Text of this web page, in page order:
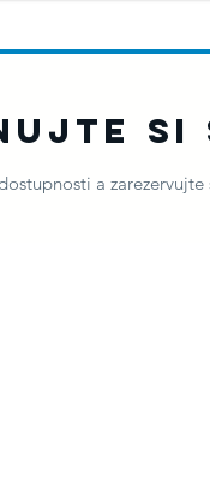
si
a